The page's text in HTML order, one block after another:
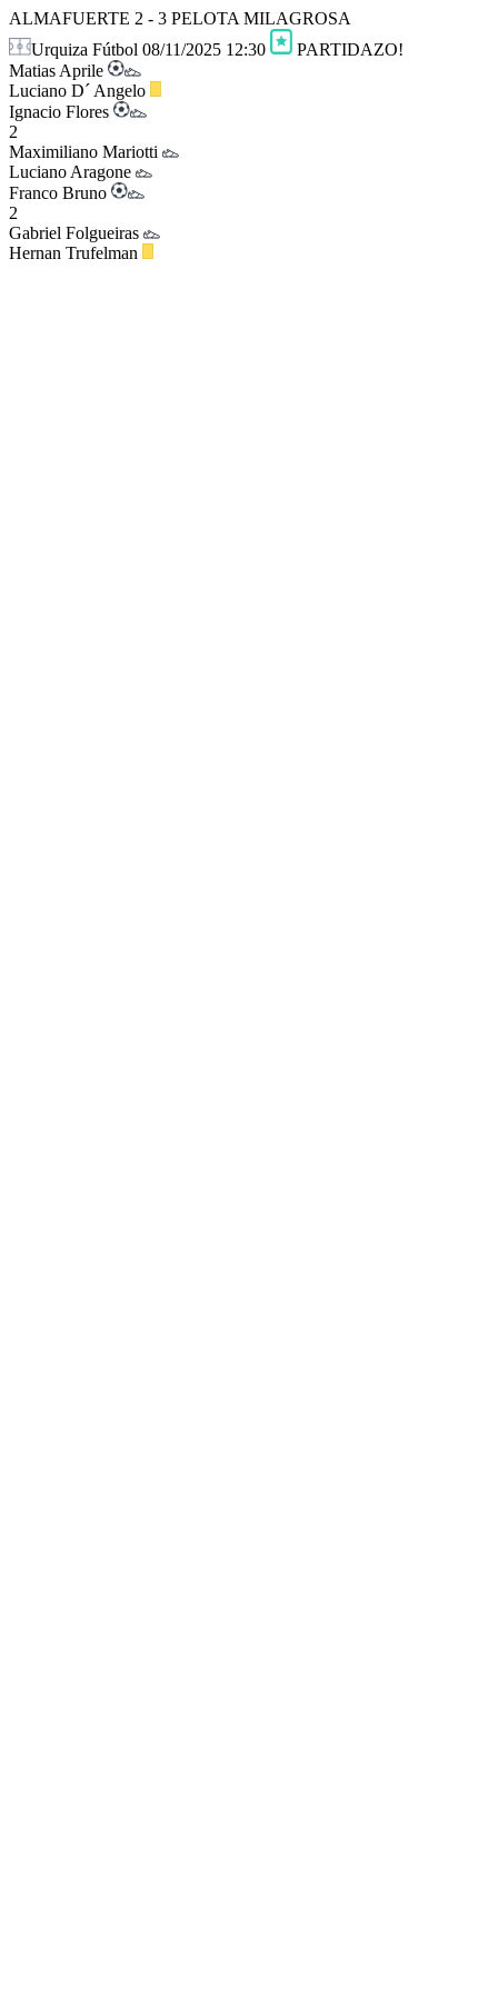
ALMAFUERTE 2 - 3 PELOTA MILAGROSA
Urquiza Fútbol 08/11/2025 12:30
PARTIDAZO!
Matias Aprile
Luciano D´ Angelo
Ignacio Flores
2
Maximiliano Mariotti
Luciano Aragone
Franco Bruno
2
Gabriel Folgueiras
Hernan Trufelman